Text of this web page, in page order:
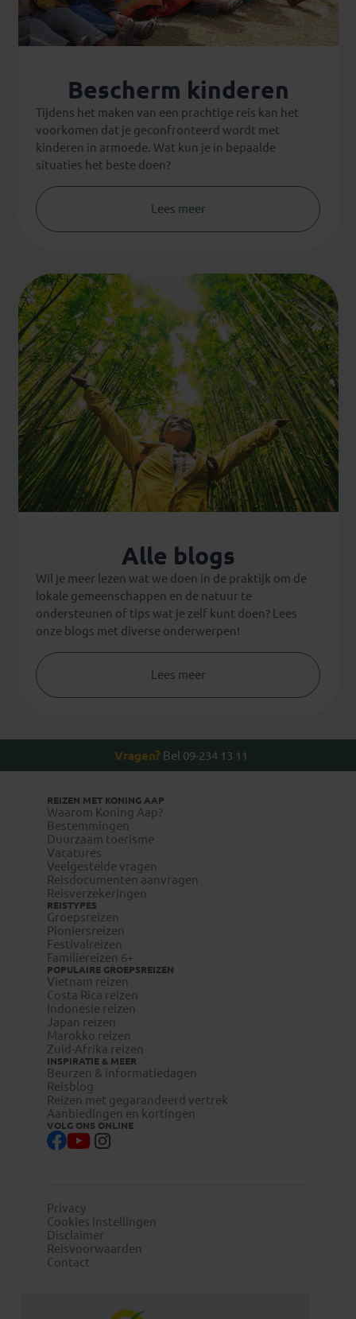
Bescherm kinderen
Tijdens het maken van een prachtige reis kan het
voorkomen dat je geconfronteerd wordt met
kinderen in armoede. Wat kun je in bepaalde
situaties het beste doen?
Lees meer
Alle blogs
Wil je meer lezen wat we doen in de praktijk om de
lokale gemeenschappen en de natuur te
ondersteunen of tips wat je zelf kunt doen? Lees
onze blogs met diverse onderwerpen!
Lees meer
Vragen? Bel 09-234 13 11
REIZEN MET KONING AAP
Waarom Koning Aap?
Bestemmingen
Duurzaam toerisme
Vacatures
Veelgestelde vragen
Reisdocumenten aanvragen
Reisverzekeringen
REISTYPES
Groepsreizen
Pioniersreizen
Festivalreizen
Familiereizen 6+
POPULAIRE GROEPSREIZEN
Vietnam reizen
Costa Rica reizen
Indonesie reizen
Japan reizen
Marokko reizen
Zuid-Afrika reizen
INSPIRATIE & MEER
Beurzen & informatiedagen
Reisblog
Reizen met gegarandeerd vertrek
Aanbiedingen en kortingen
VOLG ONS ONLINE
Privacy
Cookies instellingen
Disclaimer
Reisvoorwaarden
Contact